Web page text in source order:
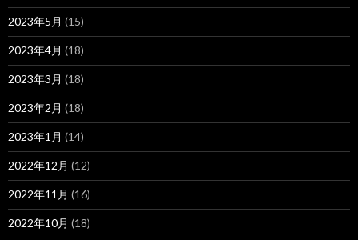
2023年5月 (15)
2023年4月 (18)
2023年3月 (18)
2023年2月 (18)
2023年1月 (14)
2022年12月 (12)
2022年11月 (16)
2022年10月 (18)